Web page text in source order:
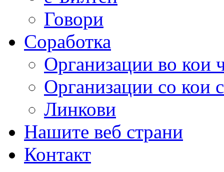
Говори
Соработка
Организации во кои
Организации со кои
Линкови
Нашите веб страни
Контакт